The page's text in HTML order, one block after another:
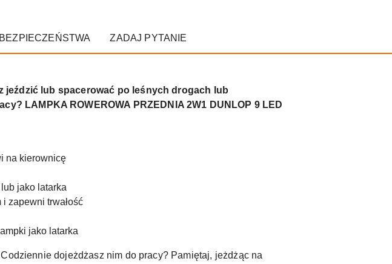
ZADAJ PYTANIE
jeździć lub spacerować po leśnych drogach lub
LAMPKA ROWEROWA PRZEDNIA 2W1 DUNLOP 9 LED
na kierownicę
jako latarka
zapewni trwałość
jako latarka
dojeżdżasz nim do pracy? Pamiętaj, jeżdżąc na